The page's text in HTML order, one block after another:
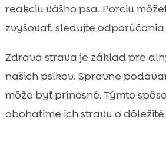
reakciu vášho psa. Porciu
zvyšovať, sledujte
Zdravá strava je základ pre
našich psíkov. Správne
môže byť prínosné. Týmto
obohatíme ich stravu o dôležité